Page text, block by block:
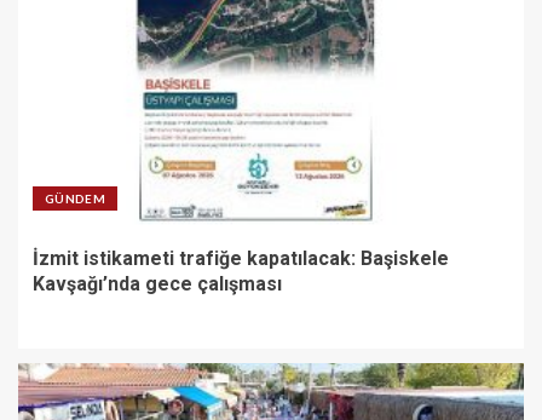
GÜNDEM
İzmit istikameti trafiğe kapatılacak: Başiskele
Kavşağı’nda gece çalışması